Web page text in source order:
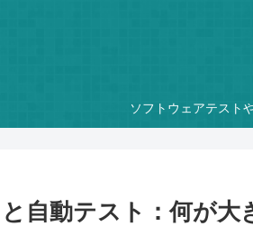
ソフトウェアテスト
自動テスト：何が大